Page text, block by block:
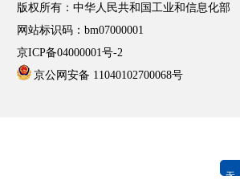
无障碍浏览
版权所有：中华人民共和国工业和信息化部
网站标识码：bm07000001
京ICP备04000001号-2
京公网安备 11040102700068号